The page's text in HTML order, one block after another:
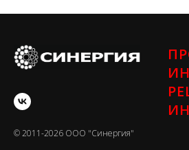
© 2011-2026 ООО "Синергия"